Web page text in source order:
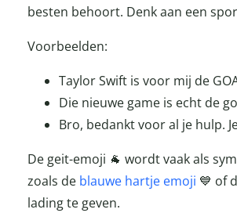
besten behoort. Denk aan een
Voorbeelden:
Taylor Swift is voor mij de
Die nieuwe game is echt de
Bro, bedankt voor al je hulp.
De geit-emoji 🐐 wordt vaak als
zoals de blauwe hartje emoji 💙 of
lading te geven.